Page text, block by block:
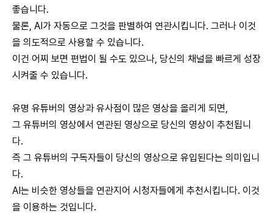
좋습니다.
물론, AI가 자동으로 그것을 판별하여 연관시킵니다. 그러나 이것
을 의도적으로 사용할 수 있습니다.
이건 어찌 보면 편법이 될 수도 있으나, 당신의 채널을 빠르게 성장
시켜줄 수 있습니다.
유명 유튜버의 영상과 유사점이 많은 영상을 올리게 되면,
그 유튜버의 영상에서 연관된 영상으로 당신의 영상이 추천됩니
다.
즉 그 유튜버의 구독자들이 당신의 영상으로 유입된다는 의미입니
다.
AI는 비슷한 영상들을 연관지어 시청자들에게 추천시킵니다. 이것
을 이용하는 것입니다.